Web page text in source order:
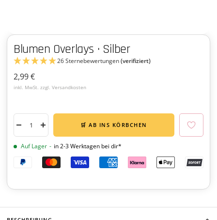
Blumen Overlays · Silber
26 Sternebewertungen(verifiziert)
Angebotspreis
2,99 €
inkl. MwSt. zzgl. Versandkosten
Menge
Menge
🛒 AB INS KÖRBCHEN
Auf Lager - in 2-3 Werktagen bei dir*